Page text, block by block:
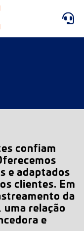
confiam
e adaptados
clientes. Em
da
relação
e